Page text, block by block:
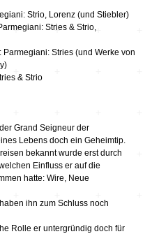
Strio, Lorenz (und Stiebler)
Stries & Strio,
Stries (und Werke von
& Strio
Grand Seigneur der
Lebens doch ein Geheimtip.
bekannt wurde erst durch
Einfluss er auf die
hatte: Wire, Neue
ihn zum Schluss noch
Rolle er untergründig doch für